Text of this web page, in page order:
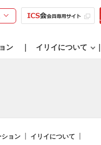
ン イリイについて
ション イリイについて